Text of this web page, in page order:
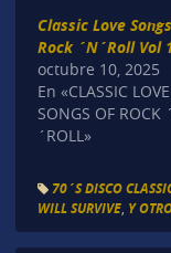
Classic Love
Rock ´N´Roll Vol
octubre 10, 2025
En «CLASSIC LOVE
SONGS OF ROCK
´ROLL»
70´S DISCO
WILL SURVIVE, Y